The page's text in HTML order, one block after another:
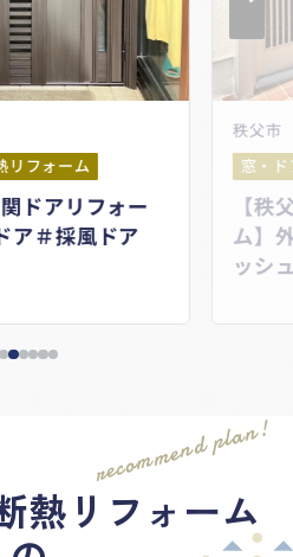
リフォーム
ドアリフォー
ア＃採風ドア
秩父市
窓・
【秩
ム】
ッシ
recommend plan!
熱リフォーム